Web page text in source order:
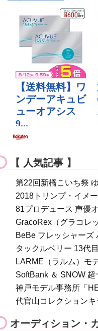
【 人気記事 】
第22回新橋こいち祭
2018トリンプ・イメ
81プロデュース 声優
GracoRex（グラコレ
BeBe フレッシャーズ
タックルベリー 13代
LARME（ラルム）モ
SoftBank ＆ SNOW
神戸モデル事務所「
代官山コレクション
オーディション・